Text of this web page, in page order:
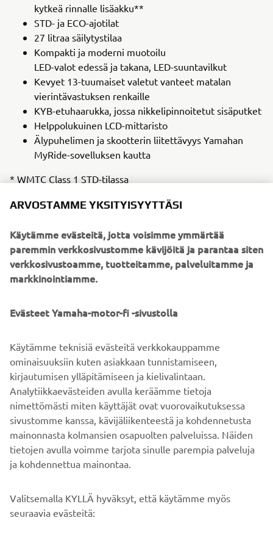
kytkeä rinnalle lisäakku**
STD- ja ECO-ajotilat
27 litraa säilytystilaa
Kompakti ja moderni muotoilu
LED-valot edessä ja takana, LED-suuntavilkut
Kevyet 13-tuumaiset valetut vanteet matalan
vierintävastuksen renkaille
KYB-etuhaarukka, jossa nikkelipinnoitetut sisäputket
Helppolukuinen LCD-mittaristo
Älypuhelimen ja skootterin liitettävyys Yamahan
MyRide-sovelluksen kautta
* WMTC Class 1 STD-tilassa
NEO's on saatavilla toukokuusta 2022 alkaen. Hinta on
3 290 €.
MOVE SMART
B2B
ARVOSTAMME YKSITYISYYTTÄSI
Käytämme evästeitä, jotta voisimme ymmärtää
paremmin verkkosivustomme kävijöitä ja parantaa siten
verkkosivustoamme, tuotteitamme, palveluitamme ja
markkinointiamme.
Evästeet Yamaha-motor-fi -sivustolla
Käytämme teknisiä evästeitä verkkokauppamme
ominaisuuksiin kuten asiakkaan tunnistamiseen,
kirjautumisen ylläpitämiseen ja kielivalintaan.
Analytiikkaevästeiden avulla keräämme tietoja
nimettömästi miten käyttäjät ovat vuorovaikutuksessa
sivustomme kanssa, kävijäliikenteestä ja kohdennetusta
mainonnasta kolmansien osapuolten palveluissa. Näiden
tietojen avulla voimme tarjota sinulle parempia palveluja
ja kohdennettua mainontaa.
Valitsemalla KYLLÄ hyväksyt, että käytämme myös
seuraavia evästeitä: